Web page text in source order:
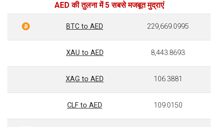
AED की तुलना में 5 सबसे मजबूत मुद्राएं
BTC to AED 229,669.0995
XAU to AED 8,443.8693
XAG to AED 106.3881
CLF to AED 109.0150